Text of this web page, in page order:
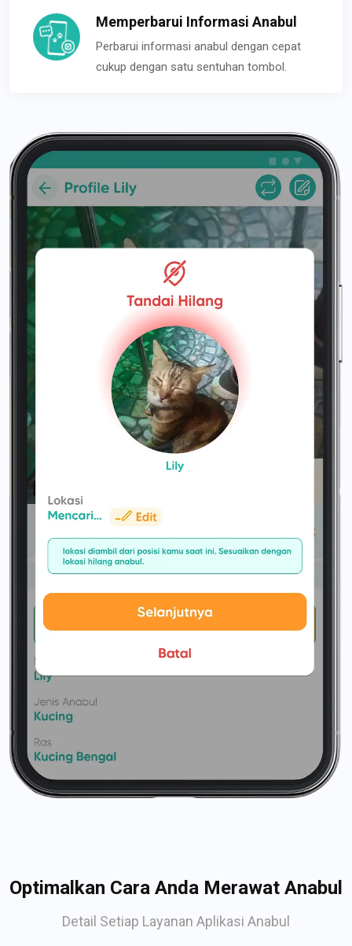
Memperbarui Informasi Anabul
Perbarui informasi anabul dengan cepat
cukup dengan satu sentuhan tombol.
Optimalkan Cara Anda Merawat Anabul
Detail Setiap Layanan Aplikasi Anabul